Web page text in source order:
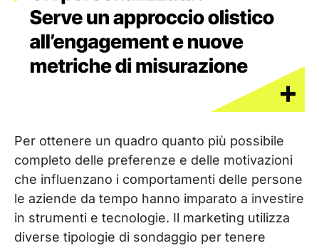
Per ottenere un quadro quanto più possibile
completo delle preferenze e delle motivazioni
che influenzano i comportamenti delle persone
le aziende da tempo hanno imparato a investire
in strumenti e tecnologie. Il marketing utilizza
diverse tipologie di sondaggio per tenere